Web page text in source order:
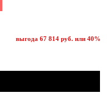
выгода 67 814 руб.или 40%